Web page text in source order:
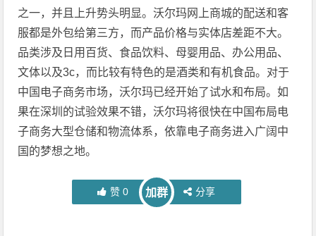
之一，并且上升势头明显。沃尔玛网上商城的配送和客
服都是外包给第三方，而产品价格与实体店差距不大。
品类涉及日用百货、食品饮料、母婴用品、办公用品、
文体以及3c，而比较有特色的是酒类和有机食品。对于
中国电子商务市场，沃尔玛已经开始了试水和布局。如
果在深圳的试验效果不错，沃尔玛将很快在中国布局电
子商务大型仓储和物流体系，依靠电子商务进入广阔中
国的梦想之地。
赞 0 加群 分享